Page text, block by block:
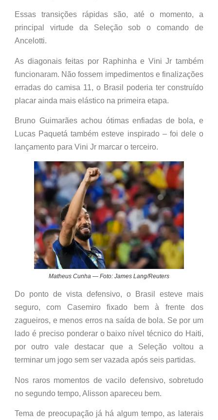
Essas transições rápidas são, até o momento, a
principal virtude da Seleção sob o comando de
Ancelotti.
As diagonais feitas por Raphinha e Vini Jr também
funcionaram. Não fossem impedimentos e finalizações
erradas do camisa 11, o Brasil poderia ter construído
placar ainda mais elástico na primeira etapa.
Bruno Guimarães achou ótimas enfiadas de bola, e
Lucas Paquetá também esteve inspirado – foi dele o
lançamento para Vini Jr marcar o terceiro.
Matheus Cunha — Foto: James Lang/Reuters
Do ponto de vista defensivo, o Brasil esteve mais
seguro, com Casemiro fixado bem à frente dos
zagueiros, e menos erros na saída de bola. Se por um
lado é preciso ponderar o baixo nível técnico do Haiti,
por outro vale destacar que a Seleção voltou a
terminar um jogo sem ser vazada após seis partidas.
Nos raros momentos de vacilo defensivo, sobretudo
no segundo tempo, Alisson apareceu bem.
Tema de preocupação já há algum tempo, as laterais